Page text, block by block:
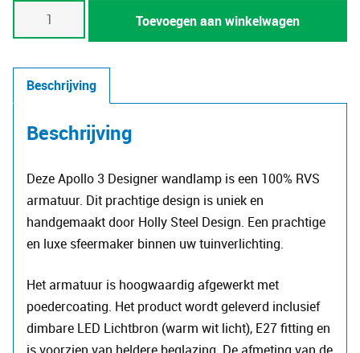
aantal
Toevoegen aan winkelwagen
Beschrijving
Beschrijving
Deze Apollo 3 Designer wandlamp is een 100% RVS
armatuur. Dit prachtige design is uniek en
handgemaakt door Holly Steel Design. Een prachtige
en luxe sfeermaker binnen uw tuinverlichting.
Het armatuur is hoogwaardig afgewerkt met
poedercoating. Het product wordt geleverd inclusief
dimbare LED Lichtbron (warm wit licht), E27 fitting en